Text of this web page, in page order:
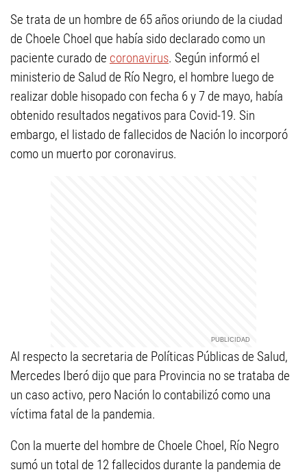
Se trata de un hombre de 65 años oriundo de la ciudad
de Choele Choel que había sido declarado como un
paciente curado de coronavirus. Según informó el
ministerio de Salud de Río Negro, el hombre luego de
realizar doble hisopado con fecha 6 y 7 de mayo, había
obtenido resultados negativos para Covid-19. Sin
embargo, el listado de fallecidos de Nación lo incorporó
como un muerto por coronavirus.
Al respecto la secretaria de Políticas Públicas de Salud,
Mercedes Iberó dijo que para Provincia no se trataba de
un caso activo, pero Nación lo contabilizó como una
víctima fatal de la pandemia.
Con la muerte del hombre de Choele Choel, Río Negro
sumó un total de 12 fallecidos durante la pandemia de